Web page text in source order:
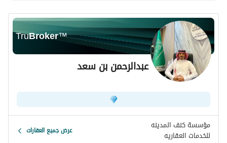
TruBroker™
عبدالرحمن بن سعد
مؤسسة كنف المدينه
للخدمات العقاريه عرض جميع العقارات